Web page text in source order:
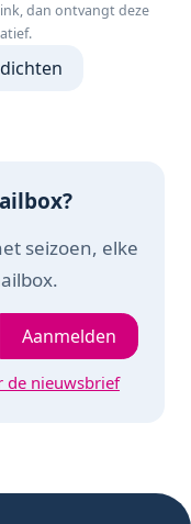
Klein cadeautje
dan ontvangt deze
seizoen, elke
Aanmelden
de nieuwsbrief